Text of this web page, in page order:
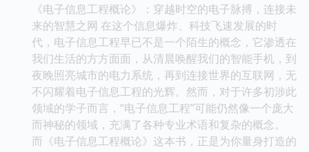
《电子信息工程概论》：穿越时空的电子脉搏，连接未
来的智慧之网 在这个信息爆炸、科技飞速发展的时
代，电子信息工程早已不是一个陌生的概念，它渗透在
我们生活的方方面面，从清晨唤醒我们的智能手机，到
夜晚照亮城市的电力系统，再到连接世界的互联网，无
不闪耀着电子信息工程的光辉。然而，对于许多初涉此
领域的学子而言，“电子信息工程”可能仍然像一个庞大
而神秘的领域，充满了各种专业术语和复杂的概念。
而《电子信息工程概论》这本书，正是为你量身打造的